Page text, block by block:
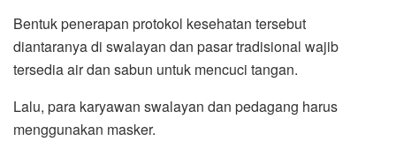
Bentuk penerapan protokol kesehatan tersebut
diantaranya di swalayan dan pasar tradisional wajib
tersedia air dan sabun untuk mencuci tangan.
Lalu, para karyawan swalayan dan pedagang harus
menggunakan masker.